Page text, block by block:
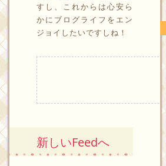
すし、これからは心安ら
かにブログライフをエン
ジョイしたいですしね！
新しいFeedへ